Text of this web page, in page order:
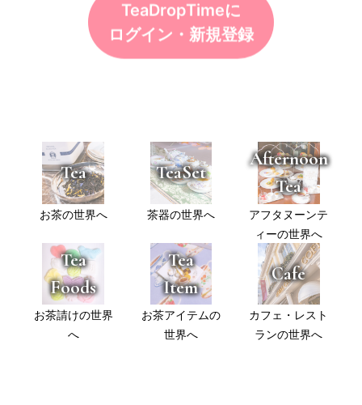
TeaDropTimeに
ログイン・新規登録
Tea
お茶の世界へ
TeaSet
茶器の世界へ
Afternoon
Tea
アフタヌーンテ
ィーの世界へ
Tea
Foods
お茶請けの世界
へ
Tea
Item
お茶アイテムの
世界へ
Cafe
カフェ・レスト
ランの世界へ